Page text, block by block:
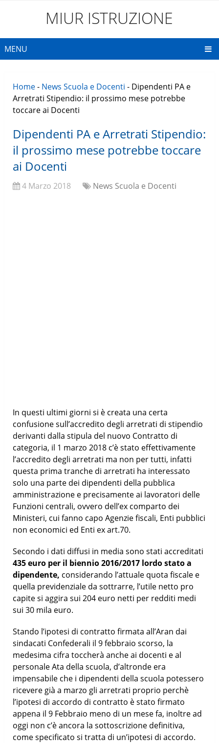
MIUR ISTRUZIONE
MENU
Home- News Scuola e Docenti - Dipendenti PA e
Arretrati Stipendio: il prossimo mese potrebbe
toccare ai Docenti
Dipendenti PA e Arretrati Stipendio:
il prossimo mese potrebbe toccare
ai Docenti
4 Marzo 2018 News Scuola e Docenti
In questi ultimi giorni si è creata una certa
confusione sull’accredito degli arretrati di stipendio
derivanti dalla stipula del nuovo Contratto di
categoria, il 1 marzo 2018 c’è stato effettivamente
l’accredito degli arretrati ma non per tutti, infatti
questa prima tranche di arretrati ha interessato
solo una parte dei dipendenti della pubblica
amministrazione e precisamente ai lavoratori delle
Funzioni centrali, ovvero dell’ex comparto dei
Ministeri, cui fanno capo Agenzie fiscali, Enti pubblici
non economici ed Enti ex art.70.
Secondo i dati diffusi in media sono stati accreditati
435 euro per il biennio 2016/2017 lordo stato a
dipendente, considerando l’attuale quota fiscale e
quella previdenziale da sottrarre, l’utile netto pro
capite si aggira sui 204 euro netti per redditi medi
sui 30 mila euro.
Stando l’ipotesi di contratto firmata all’Aran dai
sindacati Confederali il 9 febbraio scorso, la
medesima cifra toccherà anche ai docenti e al
personale Ata della scuola, d’altronde era
impensabile che i dipendenti della scuola potessero
ricevere già a marzo gli arretrati proprio perchè
l’ipotesi di accordo di contratto è stato firmato
appena il 9 Febbraio meno di un mese fa, inoltre ad
oggi non c’è ancora la sottoscrizione definitiva,
come specificato si tratta di un’ipotesi di accordo.